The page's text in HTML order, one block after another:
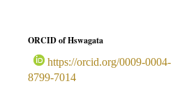
ORCID of Hswagata
https://orcid.org/0009-0004-
8799-7014